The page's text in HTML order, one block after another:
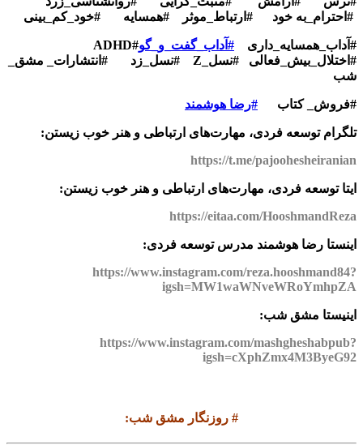
#احترام_به خود #ارتباط_موثر #همسایه #خود_کم_بینی
#آداب_همسایه_داری #آداب_گفت_و_گو
#اختلال_بیش_فعالی #نسل_Z #نسل_زد #انتشارات_ مشق_
شب
#فروش_ کتاب #رضا هوشمند
تلگرام توسعه فردی، مهارت‌های ارتباطی و هنر خوب زیستن:
https://t.me/pajoohesheiranian
ایتا توسعه فردی، مهارت‌های ارتباطی و هنر خوب زیستن:
https://eitaa.com/HooshmandReza
اینستا رضا هوشمند مدرس توسعه فردی:
https://www.instagram.com/reza.hooshmand84?
igsh=MW1waWNveWRoYmhpZA
اینیستا مشق شب:
https://www.instagram.com/mashgheshabpub?
igsh=cXphZmx4M3ByeG92
# روزنگار مشق شب: